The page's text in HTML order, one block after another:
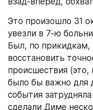
Это произошло 31
увезли в 7-ю
Был, по прикидкам,
восстановить
происшествия (это,
было бы важно для
события затрудняла
сделали Диме